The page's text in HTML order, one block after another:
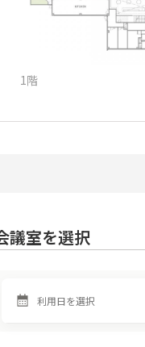
1階
議室を選択